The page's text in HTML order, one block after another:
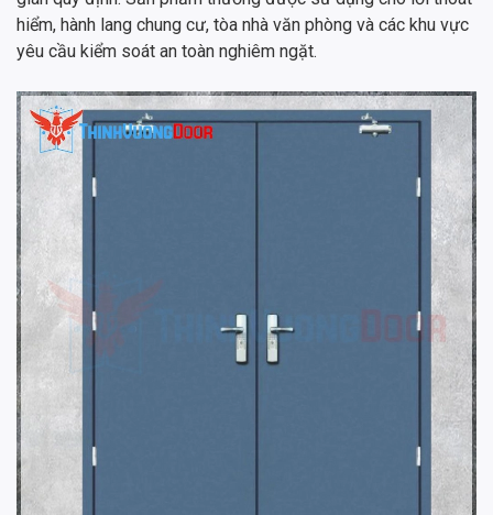
hiểm, hành lang chung cư, tòa nhà văn phòng và các khu vực
yêu cầu kiểm soát an toàn nghiêm ngặt.